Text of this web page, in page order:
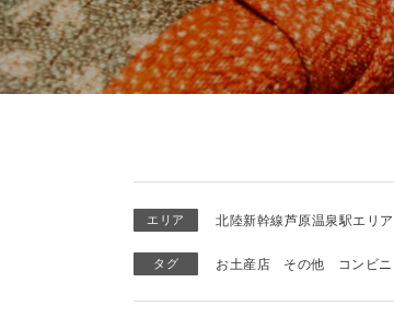
エリア 北陸新幹線芦原温泉駅エリア
タグ お土産店 その他 コンビニ